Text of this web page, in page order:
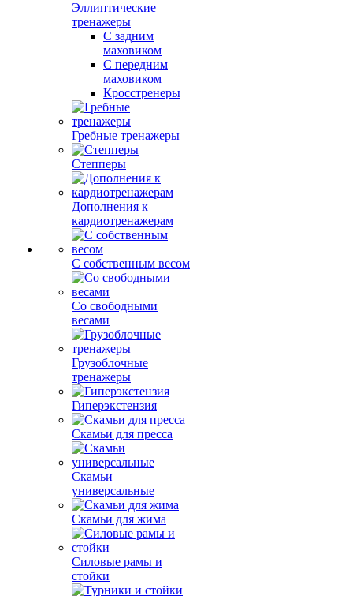
Эллиптические
тренажеры
С задним
маховиком
С передним
маховиком
Кросстренеры
Гребные тренажеры
Степперы
Дополнения к
кардиотренажерам
С собственным весом
Со свободными
весами
Грузоблочные
тренажеры
Гиперэкстензия
Скамьи для пресса
Скамьи
универсальные
Скамьи для жима
Силовые рамы и
стойки